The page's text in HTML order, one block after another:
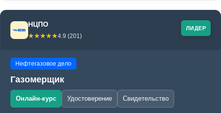
ЛИДЕР
НЦПО
☆☆☆☆☆
★★★★★4.9 (201)
Нефтегазовое дело
Газомерщик
Онлайн-курс Удостоверение Свидетельство